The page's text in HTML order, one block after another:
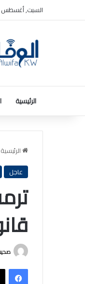
السبت, أغسطس 8 2026
الرئيسية
الرئيسية
عاجل